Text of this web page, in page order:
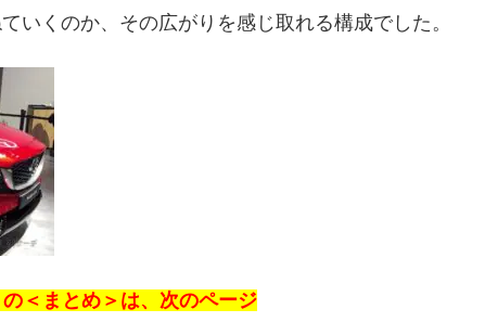
いくのか、その広がりを感じ取れる構成でした。
＜まとめ＞は、次のページ